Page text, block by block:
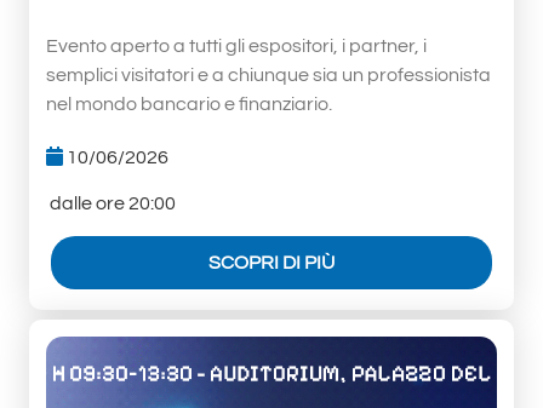
Evento aperto a tutti gli espositori, i partner, i
semplici visitatori e a chiunque sia un professionista
nel mondo bancario e finanziario.
10/06/2026
dalle ore 20:00
SCOPRI DI PIÙ